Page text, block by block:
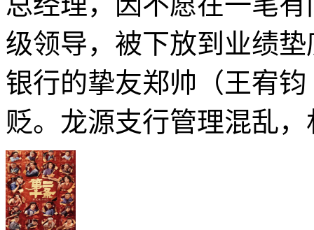
级领导，被下放到业绩
银行的挚友郑帅（王宥
贬。龙源支行管理混乱